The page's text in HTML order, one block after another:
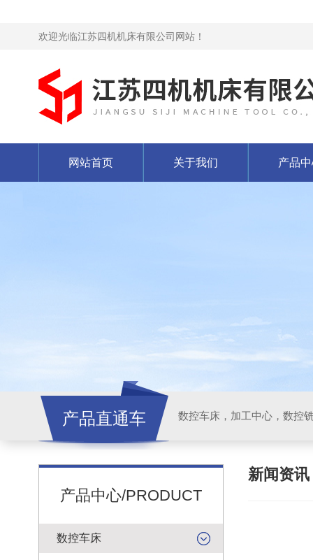
欢迎光临江苏四机机床有限公司网站！
网站首页 关于我们 产品
产品直通车
产品中心/PRODUCT
数控车床
新闻资讯